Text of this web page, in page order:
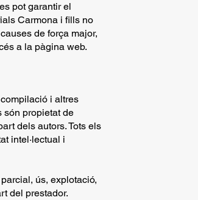
pot garantir el
Carmona i fills no
de força major,
a la pàgina web.
i altres
són propietat de
dels autors. Tots els
intel·lectual i
ús, explotació,
del prestador.